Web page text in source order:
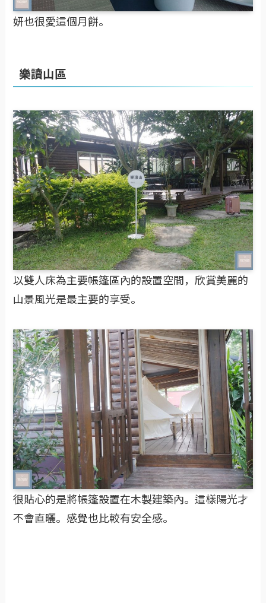
妍也很愛這個月餅。
樂讀山區
以雙人床為主要帳篷區內的設置空間，欣賞美麗的
山景風光是最主要的享受。
很貼心的是將帳篷設置在木製建築內。這樣陽光才
不會直曬。感覺也比較有安全感。